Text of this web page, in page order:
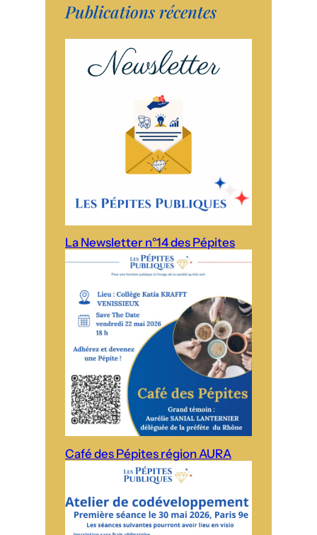
Publications récentes
La Newsletter n°14 des Pépites
Café des Pépites région AURA